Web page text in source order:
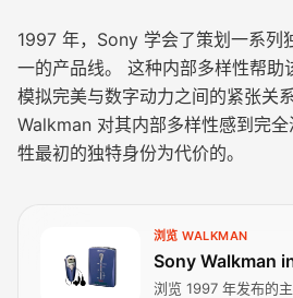
1997 年，Sony 学会了策划一系列
一的产品线。 这种内部多样性帮助
模拟完美与数字动力之间的紧张关
Walkman 对其内部多样性感到完
牲最初的独特身份为代价的。
浏览 WALKMAN
Sony Walkman
浏览 1997 年发布的